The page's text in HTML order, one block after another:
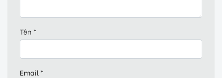
Tên *
Email *